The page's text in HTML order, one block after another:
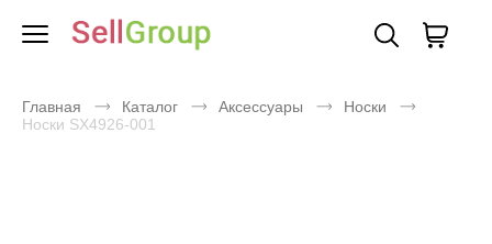
Главная Каталог Аксессуары
Носки
Носки SX4926-001